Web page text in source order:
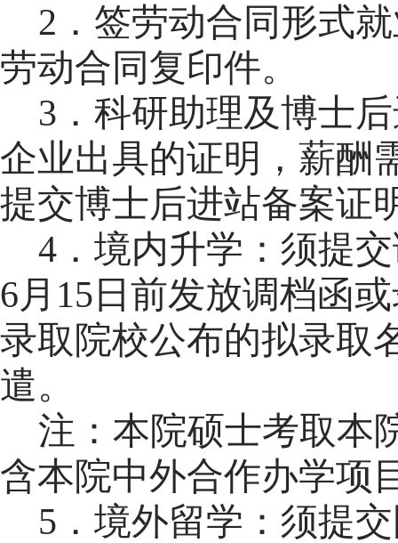
2．签劳动合同形式
劳动合同复印件。
3．科研助理及博士
企业出具的证明，薪酬
提交博士后进站备案证
4．境内升学： 须提
6月15日前发放调档函
录取院校公布的拟录取
遣。
注：本院硕士考取本
含本院中外合作办学项
5．境外留学： 须提